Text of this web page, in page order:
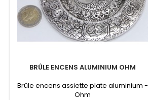
BRÛLE ENCENS ALUMINIUM OHM
Brûle encens assiette plate aluminium -
Ohm